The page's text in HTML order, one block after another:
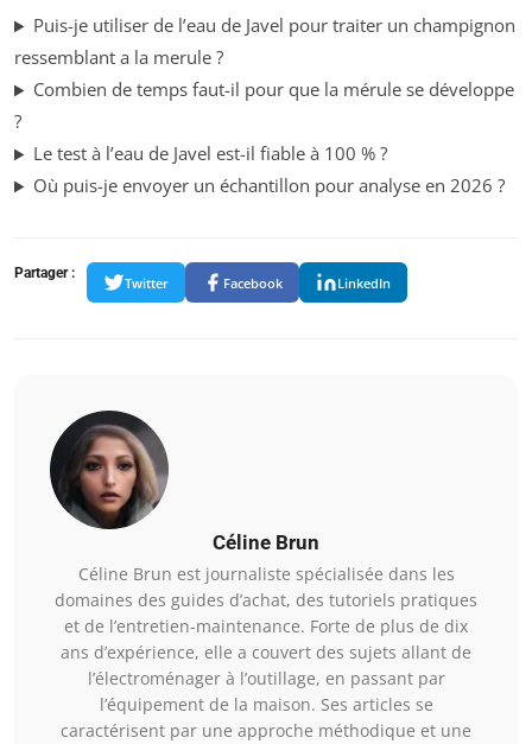
Puis-je utiliser de l’eau de Javel pour traiter un champignon
ressemblant a la merule ?
Combien de temps faut-il pour que la mérule se développe
?
Le test à l’eau de Javel est-il fiable à 100 % ?
Où puis-je envoyer un échantillon pour analyse en 2026 ?
Partager :
Twitter Facebook LinkedIn
Céline Brun
Céline Brun est journaliste spécialisée dans les
domaines des guides d’achat, des tutoriels pratiques
et de l’entretien-maintenance. Forte de plus de dix
ans d’expérience, elle a couvert des sujets allant de
l’électroménager à l’outillage, en passant par
l’équipement de la maison. Ses articles se
caractérisent par une approche méthodique et une